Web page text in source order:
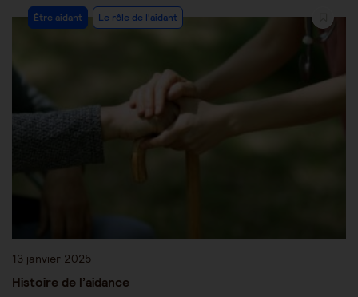
Être aidant Le rôle de l'aidant
13 janvier 2025
Histoire de l’aidance